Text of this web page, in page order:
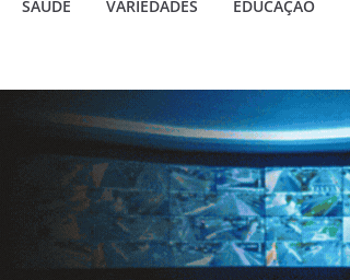
SAÚDE VARIEDADES EDUCAÇÃO